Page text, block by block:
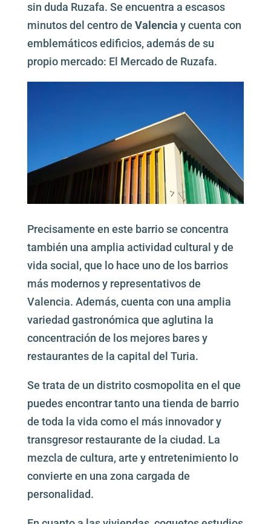
sin duda Ruzafa. Se encuentra a escasos
minutos del centro de Valencia y cuenta con
emblemáticos edificios, además de su
propio mercado: El Mercado de Ruzafa.
Precisamente en este barrio se concentra
también una amplia actividad cultural y de
vida social, que lo hace uno de los barrios
más modernos y representativos de
Valencia. Además, cuenta con una amplia
variedad gastronómica que aglutina la
concentración de los mejores bares y
restaurantes de la capital del Turia.
Se trata de un distrito cosmopolita en el que
puedes encontrar tanto una tienda de barrio
de toda la vida como el más innovador y
transgresor restaurante de la ciudad. La
mezcla de cultura, arte y entretenimiento lo
convierte en una zona cargada de
personalidad.